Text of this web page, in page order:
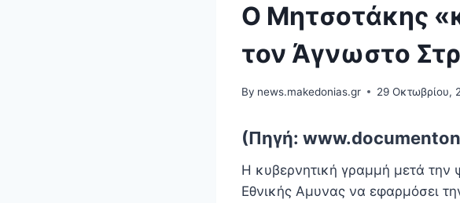
Ο Μητσοτάκης
τον Άγνωστο
By news.makedonias.gr 29 Οκτωβρίου,
(Πηγή:
Η κυβερνητική γραμμή μετά την
Εθνικής Αμυνας να εφαρμόσει